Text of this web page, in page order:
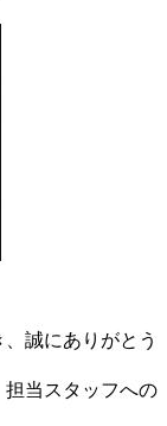
誠にありがとう
当スタッフへの